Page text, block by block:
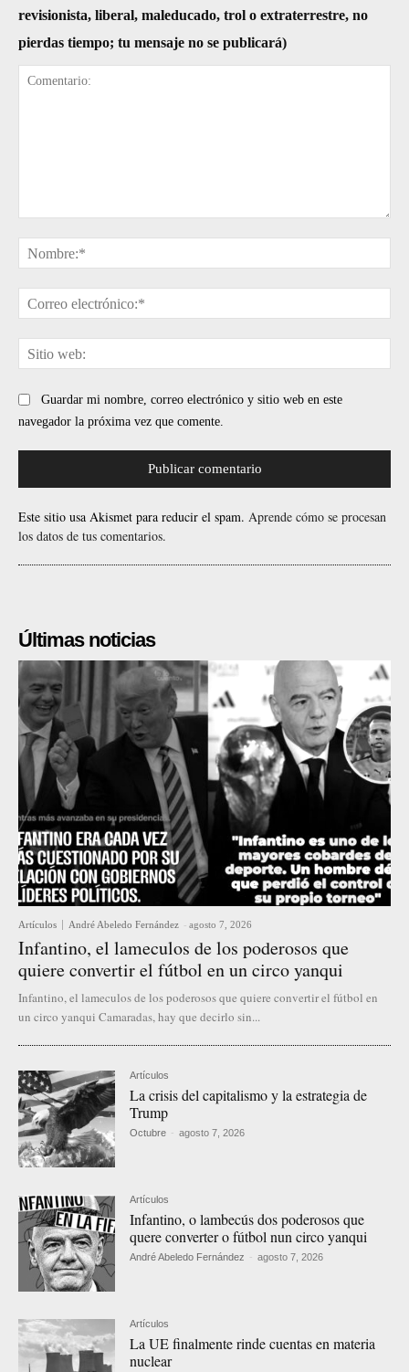
revisionista, liberal, maleducado, trol o extraterrestre, no
pierdas tiempo; tu mensaje no se publicará)
Guardar mi nombre, correo electrónico y sitio web en este
navegador la próxima vez que comente.
Este sitio usa Akismet para reducir el spam. Aprende cómo se procesan
los datos de tus comentarios.
Últimas noticias
Artículos André Abeledo Fernández - agosto 7, 2026
Infantino, el lameculos de los poderosos que
quiere convertir el fútbol en un circo yanqui
Infantino, el lameculos de los poderosos que quiere convertir el fútbol en
un circo yanqui Camaradas, hay que decirlo sin...
Artículos
La crisis del capitalismo y la estrategia de
Trump
Octubre - agosto 7, 2026
Artículos
Infantino, o lambecús dos poderosos que
quere converter o fútbol nun circo yanqui
André Abeledo Fernández - agosto 7, 2026
Artículos
La UE finalmente rinde cuentas en materia
nuclear